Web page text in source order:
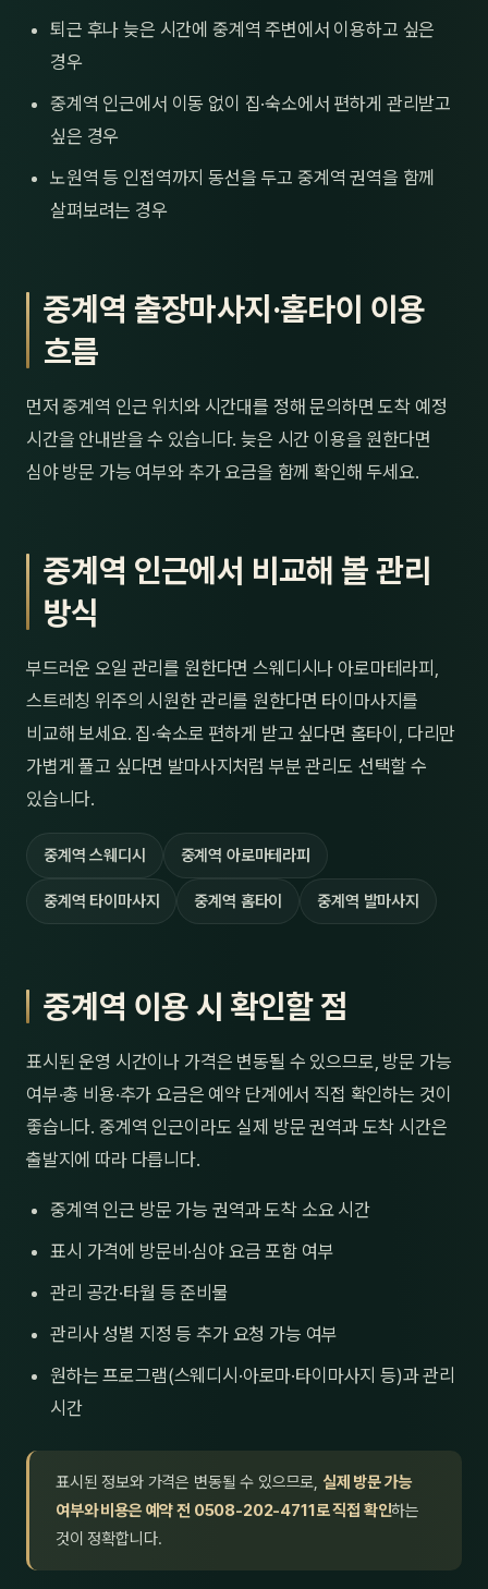
퇴근 후나 늦은 시간에 중계역 주변에서 이용하고 싶은
경우
중계역 인근에서 이동 없이 집·숙소에서 편하게 관리받고
싶은 경우
노원역 등 인접역까지 동선을 두고 중계역 권역을 함께
살펴보려는 경우
중계역 출장마사지·홈타이 이용
흐름
먼저 중계역 인근 위치와 시간대를 정해 문의하면 도착 예정
시간을 안내받을 수 있습니다. 늦은 시간 이용을 원한다면
심야 방문 가능 여부와 추가 요금을 함께 확인해 두세요.
중계역 인근에서 비교해 볼 관리
방식
부드러운 오일 관리를 원한다면 스웨디시나 아로마테라피,
스트레칭 위주의 시원한 관리를 원한다면 타이마사지를
비교해 보세요. 집·숙소로 편하게 받고 싶다면 홈타이, 다리만
가볍게 풀고 싶다면 발마사지처럼 부분 관리도 선택할 수
있습니다.
중계역 스웨디시 중계역 아로마테라피
중계역 타이마사지 중계역 홈타이 중계역 발마사지
중계역 이용 시 확인할 점
표시된 운영 시간이나 가격은 변동될 수 있으므로, 방문 가능
여부·총 비용·추가 요금은 예약 단계에서 직접 확인하는 것이
좋습니다. 중계역 인근이라도 실제 방문 권역과 도착 시간은
출발지에 따라 다릅니다.
중계역 인근 방문 가능 권역과 도착 소요 시간
표시 가격에 방문비·심야 요금 포함 여부
관리 공간·타월 등 준비물
관리사 성별 지정 등 추가 요청 가능 여부
원하는 프로그램(스웨디시·아로마·타이마사지 등)과 관리
시간
표시된 정보와 가격은 변동될 수 있으므로, 실제 방문 가능
여부와 비용은 예약 전 0508-202-4711로 직접 확인하는
것이 정확합니다.